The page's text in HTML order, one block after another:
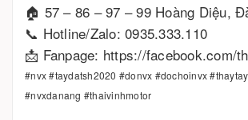
🏠 57 – 86 – 97 – 99 Hoàng Diệu,
📞 Hotline/Zalo: 0935.333.110
📩 Fanpage: https://facebook.com/
#nvx #taydatsh2020 #donvx #dochoinvx
#nvxdanang #thaivinhmotor